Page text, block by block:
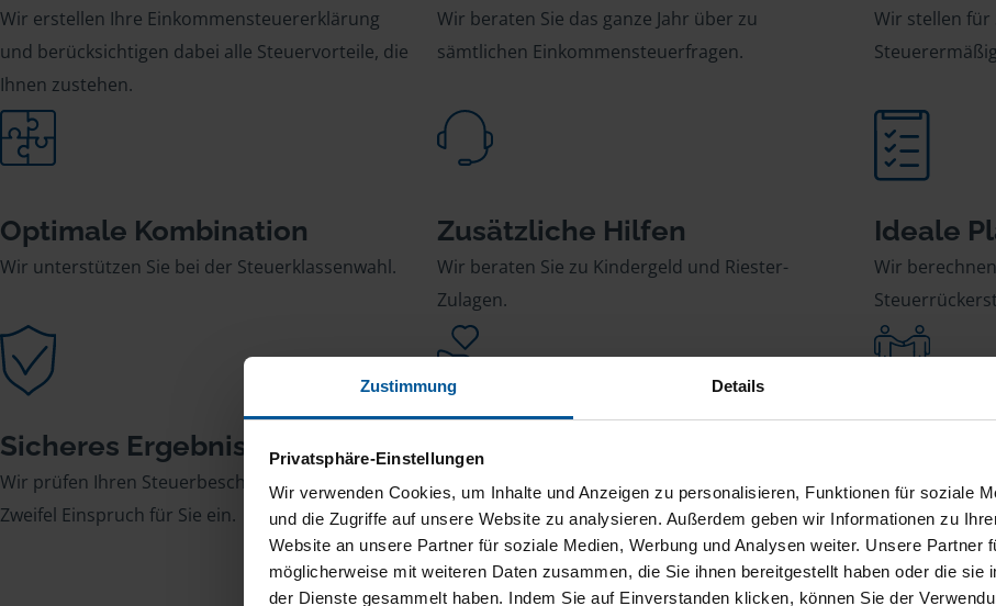
Zustimmung Details
Privatsphäre-Einstellungen
Wir verwenden Cookies, um Inhalte und Anzeigen zu personalisieren, Funktionen für soziale
und die Zugriffe auf unsere Website zu analysieren. Außerdem geben wir Informationen zu
Website an unsere Partner für soziale Medien, Werbung und Analysen weiter. Unsere Partner
möglicherweise mit weiteren Daten zusammen, die Sie ihnen bereitgestellt haben oder die sie
der Dienste gesammelt haben. Indem Sie auf Einverstanden klicken, können Sie der
Wir erstellen Ihre Einkommensteuererklärung
und berücksichtigen dabei alle Steuervorteile, die
Ihnen zustehen.
Wir beraten Sie das ganze Jahr über zu
sämtlichen Einkommensteuerfragen.
Wir stellen für
Optimale Kombination
Wir unterstützen Sie bei der Steuerklassenwahl.
Zusätzliche Hilfen
Wir beraten Sie zu Kindergeld und Riester-
Zulagen.
Ideale
Wir
Sicheres Ergebnis
Wir prüfen Ihren Steuerbescheid und legen im
Zweifel Einspruch für Sie ein.
Wir übernehmen für Sie die komplette
Kommunikation mit dem Finanzamt.
Im Streitfall
Finanzgericht.